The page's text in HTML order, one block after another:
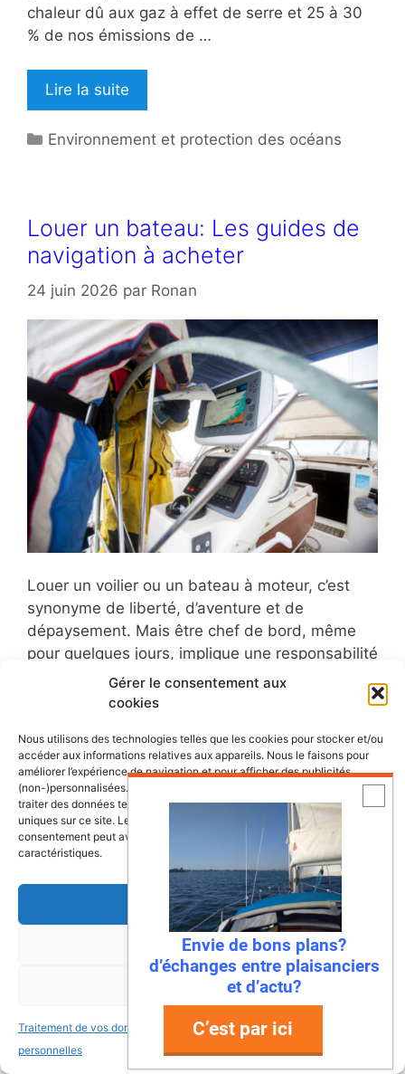
Gérer le consentement aux
cookies
Nous utilisons des technologies telles que les cookies pour stocker et/ou
accéder aux informations relatives aux appareils. Nous le faisons pour
améliorer l’expérience de navigation et pour afficher des publicités
(non-)personnalisées. Consentir à ces technologies nous autorisera à
traiter des données telles que le comportement de navigation ou les ID
uniques sur ce site. Le fait de ne pas consentir ou de retirer son
consentement peut avoir un effet négatif sur certaines fonctonnalités et
caractéristiques.
Accepter
Refuser
Voir les préférences
Traitement de vos données
personnelles
Traitement de vos données
personnelles
chaleur dû aux gaz à effet de serre et 25 à 30
% de nos émissions de …
Lire la suite
Catégories
Environnement et protection des océans
Louer un bateau: Les guides de
navigation à acheter
24 juin 2026 par Ronan
Louer un voilier ou un bateau à moteur, c’est
synonyme de liberté, d’aventure et de
dépaysement. Mais être chef de bord, même
pour quelques jours, implique une responsabilité
: celle de garantir la sécurité de l’équipage et du
navire. Si les tablettes et applications
Traffic…) sont aujourd’hui des alliés précieux,
elles …
Lire la suite
Monde de la Voile et Culture Maritime
Le Wingfoil : la révolution des
sports de glisse nautiques
22 juin 2026 par Ronan
Envie de bons plans?
d’échanges entre plaisanciers
et d’actu?
C’est par ici